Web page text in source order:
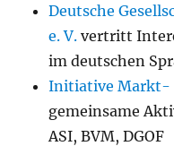
Deutsche
e. V. vertritt
im deutschen
Initiative Markt-
gemeinsame
ASI, BVM, DGOF